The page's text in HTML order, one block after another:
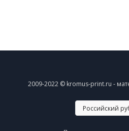
2009-2022 © kromus-print.ru -